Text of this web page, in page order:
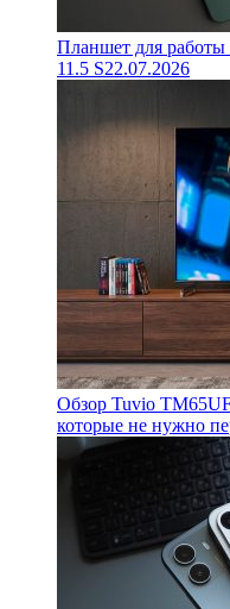
Планшет для
11.5 S22.07.2026
Обзор Tuvio
которые не нужно